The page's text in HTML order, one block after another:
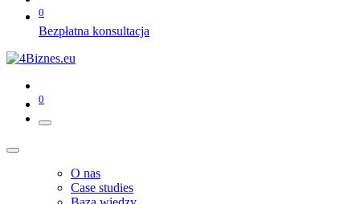
0
Bezpłatna konsultacja
0
O nas
Case studies